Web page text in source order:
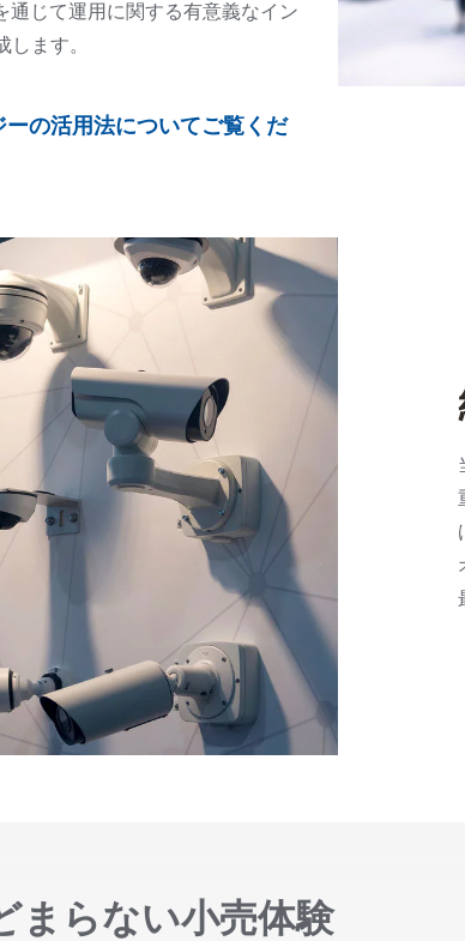
通じて運用に関する有意義なイン
ます。
の活用法についてご覧くだ
まらない小売体験